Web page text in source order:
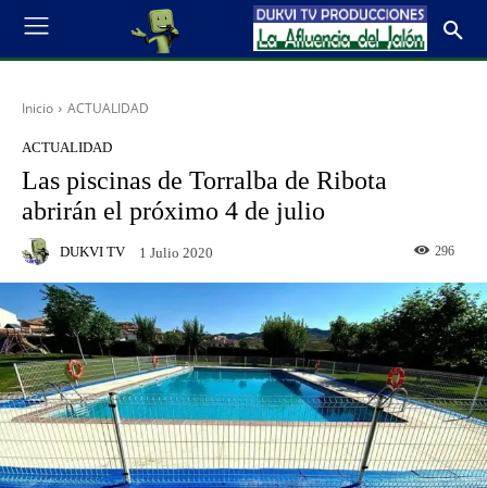
Inicio ACTUALIDAD
ACTUALIDAD
Las piscinas de Torralba de Ribota
abrirán el próximo 4 de julio
DUKVI TV 1 Julio 2020 296